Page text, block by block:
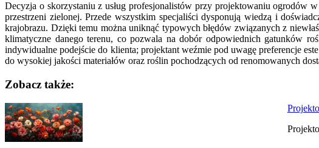
Decyzja o skorzystaniu z usług profesjonalistów przy projektowaniu ogrodów
przestrzeni zielonej. Przede wszystkim specjaliści dysponują wiedzą i
krajobrazu. Dzięki temu można uniknąć typowych błędów związanych z
klimatyczne danego terenu, co pozwala na dobór odpowiednich gatunków
indywidualne podejście do klienta; projektant weźmie pod uwagę preferencje
do wysokiej jakości materiałów oraz roślin pochodzących od renomowanych
Zobacz także:
Nawigacja
wpisu